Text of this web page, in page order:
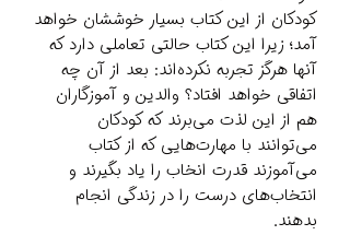
کودکان از این کتاب بسیار خوششان خواهد
آمد؛ زیرا این کتاب حالتی تعاملی دارد که
آنها هرگز تجربه نکرده‌اند: بعد از آن چه
اتفاقی خواهد افتاد؟ والدین و آموزگاران
هم از این لذت می‌برند که کودکان
می‌توانند با مهارت‌هایی که از کتاب
می‌آموزند قدرت انخاب را یاد بگیرند و
انتخاب‌های درست را در زندگی انجام
بدهند.